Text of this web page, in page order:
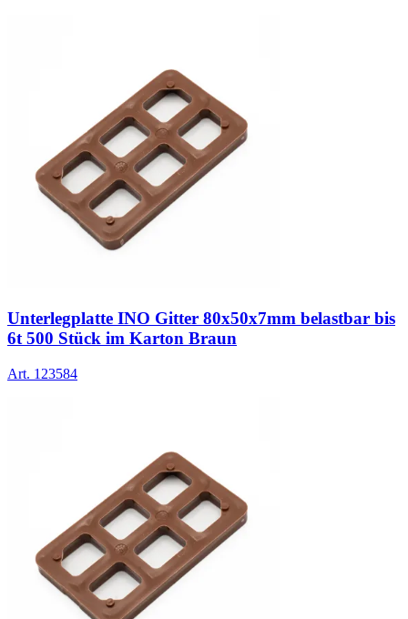
Unterlegplatte INO Gitter 80x50x7mm belastbar bis
6t 500 Stück im Karton Braun
Art. 123584